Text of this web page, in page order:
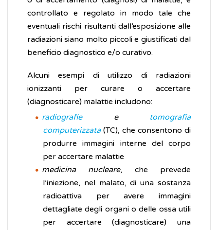
controllato e regolato in modo tale che
eventuali rischi risultanti dall’esposizione alle
radiazioni siano molto piccoli e giustificati dal
beneficio diagnostico e/o curativo.
Alcuni esempi di utilizzo di radiazioni
ionizzanti per curare o accertare
(diagnosticare) malattie includono:
radiografiee tomografia
computerizzata(TC), che consentono di
produrre immagini interne del corpo
per accertare malattie
medicina nucleare, che prevede
l’iniezione, nel malato, di una sostanza
radioattiva per avere immagini
dettagliate degli organi o delle ossa utili
per accertare (diagnosticare) una